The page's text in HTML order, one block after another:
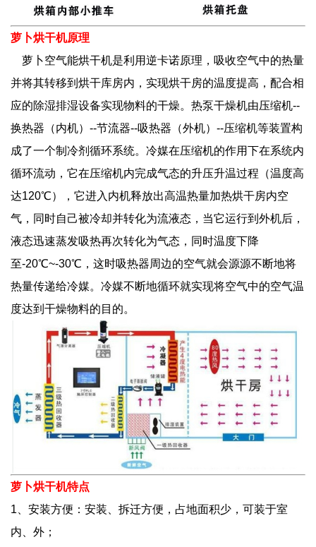
萝卜烘干机原理
萝卜空气能烘干机是利用逆卡诺原理，吸收空气中的热量
并将其转移到烘干库房内，实现烘干房的温度提高，配合相
应的除湿排湿设备实现物料的干燥。热泵干燥机由压缩机--
换热器（内机）--节流器--吸热器（外机）--压缩机等装置构
成了一个制冷剂循环系统。冷媒在压缩机的作用下在系统内
循环流动，它在压缩机内完成气态的升压升温过程（温度高
达120℃），它进入内机释放出高温热量加热烘干房内空
气，同时自己被冷却并转化为流液态，当它运行到外机后，
液态迅速蒸发吸热再次转化为气态，同时温度下降
至-20℃~-30℃，这时吸热器周边的空气就会源源不断地将
热量传递给冷媒。冷媒不断地循环就实现将空气中的空气温
度达到干燥物料的目的。
萝卜烘干机特点
1、安装方便：安装、拆迁方便，占地面积少，可装于室
内、外；